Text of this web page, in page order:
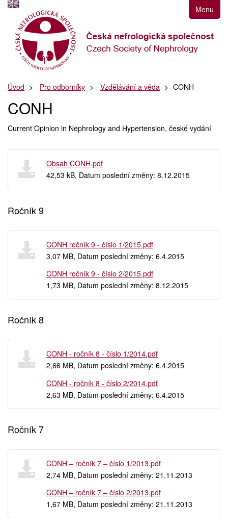
k
navigaci
Přejít
obsah
k
sloupci
zkratky
Menu
Úvod Pro odborníky Vzdělávání a věda CONH
CONH
Current Opinion in Nephrology and Hypertension, české vydání
Obsah CONH.pdf
42,53 kB, Datum poslední změny: 8.12.2015
Ročník 9
CONH ročník 9 - číslo 1/2015.pdf
3,07 MB, Datum poslední změny: 6.4.2015
CONH ročník 9 - číslo 2/2015.pdf
1,73 MB, Datum poslední změny: 8.12.2015
Ročník 8
CONH - ročník 8 - číslo 1/2014.pdf
2,66 MB, Datum poslední změny: 6.4.2015
CONH - ročník 8 - číslo 2/2014.pdf
2,63 MB, Datum poslední změny: 6.4.2015
Ročník 7
CONH – ročník 7 – číslo 1/2013.pdf
2,74 MB, Datum poslední změny: 21.11.2013
CONH – ročník 7 – číslo 2/2013.pdf
1,67 MB, Datum poslední změny: 21.11.2013